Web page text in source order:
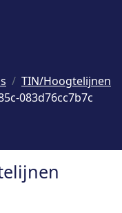
TIN/Hoogtelijnen
083d76cc7b7c